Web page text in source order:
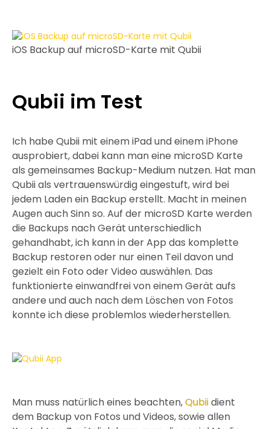
iOS Backup auf microSD-Karte mit Qubii
Qubii im Test
Ich habe Qubii mit einem iPad und einem iPhone
ausprobiert, dabei kann man eine microSD Karte
als gemeinsames Backup-Medium nutzen. Hat man
Qubii als vertrauenswürdig eingestuft, wird bei
jedem Laden ein Backup erstellt. Macht in meinen
Augen auch Sinn so. Auf der microSD Karte werden
die Backups nach Gerät unterschiedlich
gehandhabt, ich kann in der App das komplette
Backup restoren oder nur einen Teil davon und
gezielt ein Foto oder Video auswählen. Das
funktionierte einwandfrei von einem Gerät aufs
andere und auch nach dem Löschen von Fotos
konnte ich diese problemlos wiederherstellen.
Man muss natürlich eines beachten,Qubiidient
dem Backup von Fotos und Videos, sowie allen